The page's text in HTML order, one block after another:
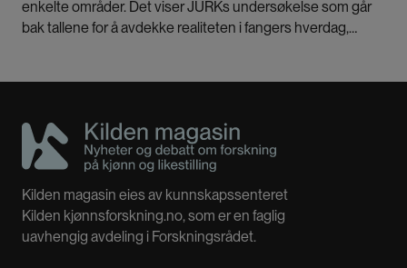
enkelte områder. Det viser JURKs undersøkelse som går
bak tallene for å avdekke realiteten i fangers hverdag,
Kilden magasin eies av kunnskapssenteret
Kilden kjønnsforskning.no, som er en faglig
uavhengig avdeling i Forskningsrådet.